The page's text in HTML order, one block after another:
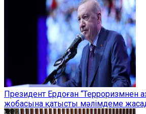
Президент Ердоған “Терроризмнен
жобасына қатысты мәлімдеме